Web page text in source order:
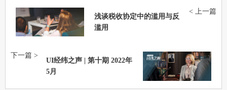
浅谈税收协定中的滥用与反
滥用
< 上一篇
UI经纬之声 | 第十期 2022年
5月
下一篇 >